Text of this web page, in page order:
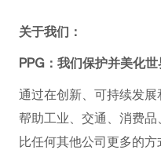
关于我们：
PPG：我们保护并美化
通过在创新、可持续发
帮助工业、交通、消费
比任何其他公司更多的